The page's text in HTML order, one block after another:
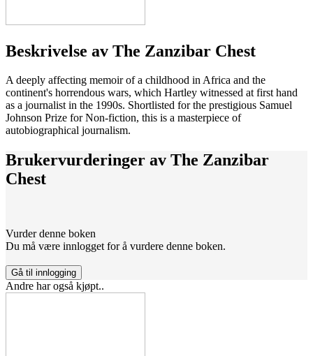
Beskrivelse av The Zanzibar Chest
A deeply affecting memoir of a childhood in Africa and the
continent's horrendous wars, which Hartley witnessed at first hand
as a journalist in the 1990s. Shortlisted for the prestigious Samuel
Johnson Prize for Non-fiction, this is a masterpiece of
autobiographical journalism.
Brukervurderinger av The Zanzibar
Chest
Vurder denne boken
Du må være innlogget for å vurdere denne boken.
Gå til innlogging
Andre har også kjøpt..